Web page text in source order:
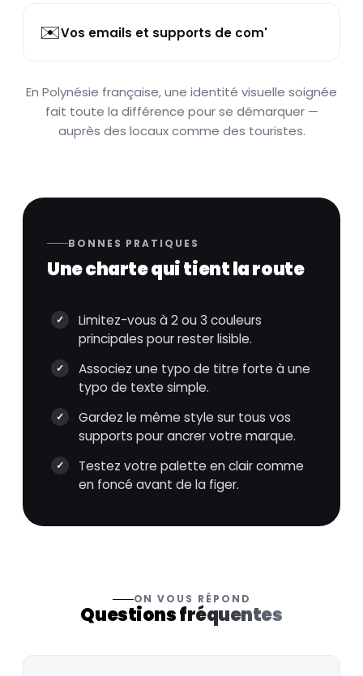
✉️Vos emails et supports de com'
En Polynésie française, une identité visuelle soignée
fait toute la différence pour se démarquer —
auprès des locaux comme des touristes.
BONNES PRATIQUES
Une charte qui tient la route
Limitez-vous à 2 ou 3 couleurs
principales pour rester lisible.
Associez une typo de titre forte à une
typo de texte simple.
Gardez le même style sur tous vos
supports pour ancrer votre marque.
Testez votre palette en clair comme
en foncé avant de la figer.
ON VOUS RÉPOND
Questionsfréquentes